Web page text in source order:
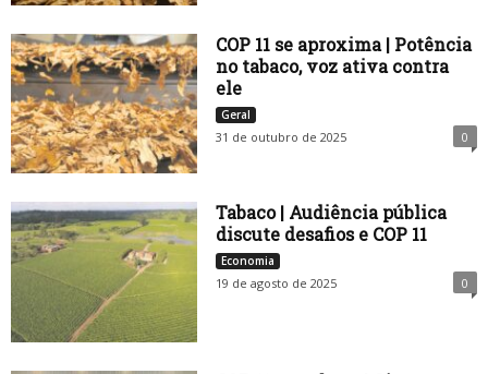
COP 11 se aproxima | Potência
no tabaco, voz ativa contra
ele
Geral
31 de outubro de 2025 0
Tabaco | Audiência pública
discute desafios e COP 11
Economia
19 de agosto de 2025 0